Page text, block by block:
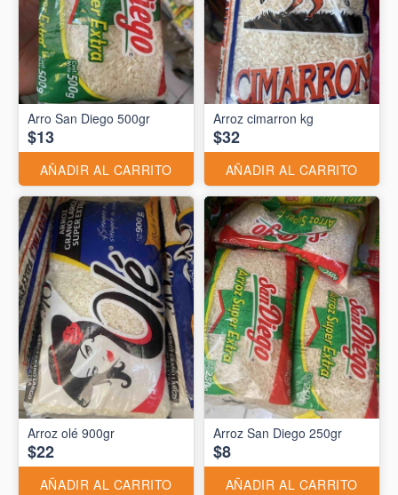
Arro San Diego 500gr
$13
AÑADIR AL CARRITO
Arroz cimarron kg
$32
AÑADIR AL CARRITO
Arroz olé 900gr
$22
AÑADIR AL CARRITO
Arroz San Diego 250gr
$8
AÑADIR AL CARRITO